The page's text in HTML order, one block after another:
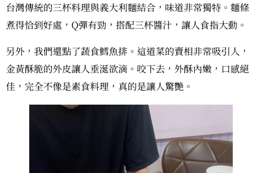
台灣傳統的三杯料理與義大利麵結合，味道非常獨特。麵條
煮得恰到好處，Q彈有勁，搭配三杯醬汁，讓人食指大動。
另外，我們還點了蔬食鱈魚排。這道菜的賣相非常吸引人，
金黃酥脆的外皮讓人垂涎欲滴。咬下去，外酥內嫩，口感絕
佳，完全不像是素食料理，真的是讓人驚艷。